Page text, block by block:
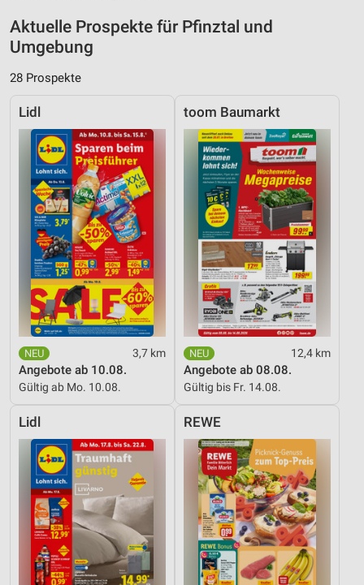
Aktuelle Prospekte für Pfinztal und
Umgebung
28 Prospekte
Lidl
3,7 km
Angebote ab 10.08.
Gültig ab Mo. 10.08.
toom Baumarkt
12,4 km
Angebote ab 08.08.
Gültig bis Fr. 14.08.
Lidl REWE